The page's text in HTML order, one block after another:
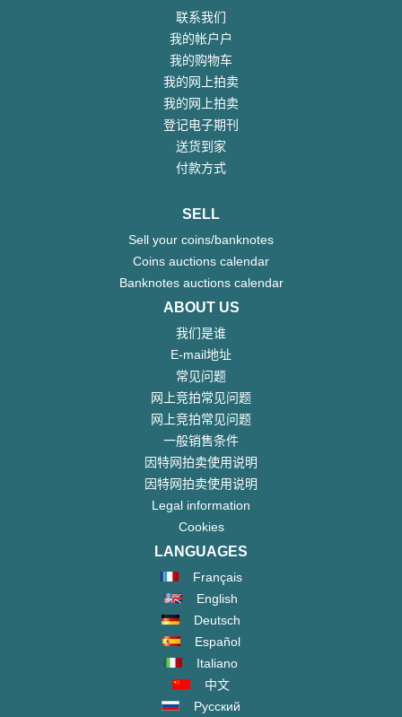
联系我们
我的帐户户
我的购物车
我的网上拍卖
我的网上拍卖
登记电子期刊
送货到家
付款方式
SELL
Sell your coins/banknotes
Coins auctions calendar
Banknotes auctions calendar
ABOUT US
我们是谁
E-mail地址
常见问题
网上竞拍常见问题
网上竞拍常见问题
一般销售条件
因特网拍卖使用说明
因特网拍卖使用说明
Legal information
Cookies
LANGUAGES
Français
English
Deutsch
Español
Italiano
中文
Русский